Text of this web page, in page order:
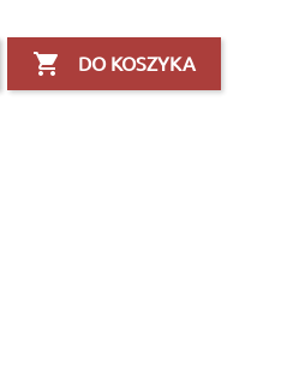
 DO KOSZYKA